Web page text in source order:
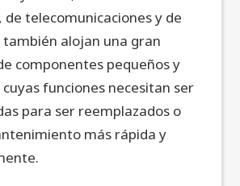
de telecomunicaciones y de
alojan una gran
componentes pequeños y
funciones necesitan ser
para ser reemplazados o
más rápida y